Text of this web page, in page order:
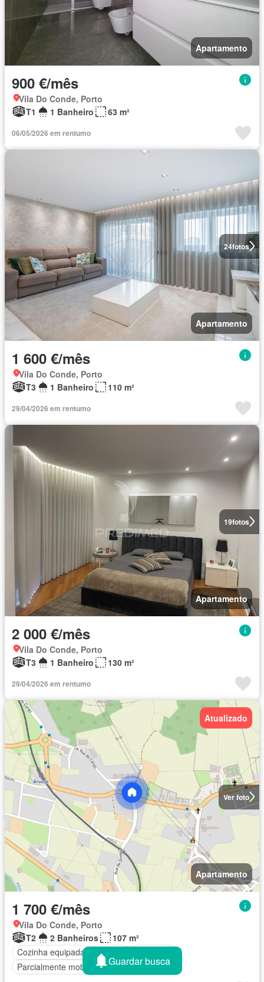
Apartamento
900 €/mês
Vila Do Conde, Porto
T1
1 Banheiro 63 m²
06/05/2026 em rentumo
24fotos
Apartamento
1 600 €/mês
Vila Do Conde, Porto
T3
1 Banheiro 110 m²
29/04/2026 em rentumo
19fotos
Apartamento
2 000 €/mês
Vila Do Conde, Porto
T3
1 Banheiro 130 m²
29/04/2026 em rentumo
Ver foto
Atualizado
Apartamento
1 700 €/mês
Vila Do Conde, Porto
T2
2 Banheiros
107 m²
Cozinha equipada
Terraço
Parcialmente mobiliado Guardar busca